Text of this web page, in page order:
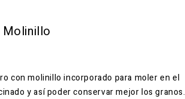
Molinillo
con molinillo incorporado para moler en el
y así poder conservar mejor los granos.